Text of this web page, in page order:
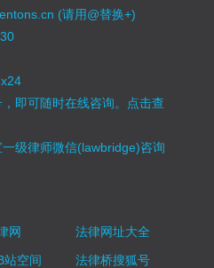
(请用@替换+)
即可随时在线咨询。 点击查
级律师微信(lawbridge)咨询
网
法律网址大全
站空间
法律桥搜狐号